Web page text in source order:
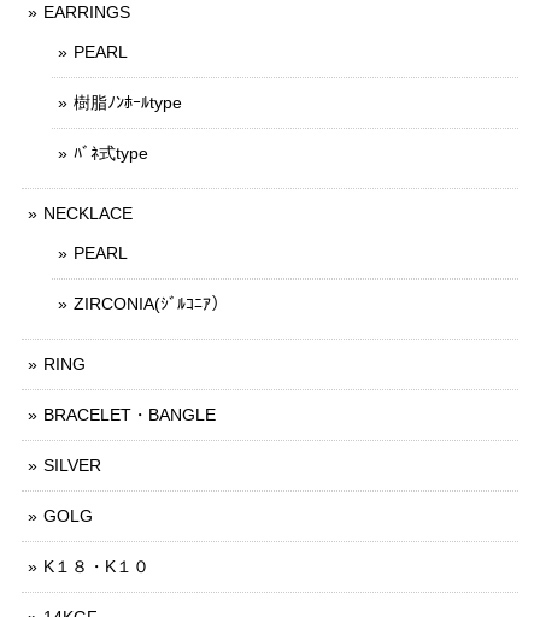
EARRINGS
PEARL
樹脂ﾉﾝﾎｰﾙtype
ﾊﾞﾈ式type
NECKLACE
PEARL
ZIRCONIA(ｼﾞﾙｺﾆｱ）
RING
BRACELET・BANGLE
SILVER
GOLG
K１８・K１０